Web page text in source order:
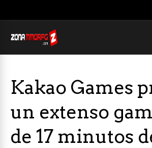
Kakao Games
un extenso
de 17 minutos